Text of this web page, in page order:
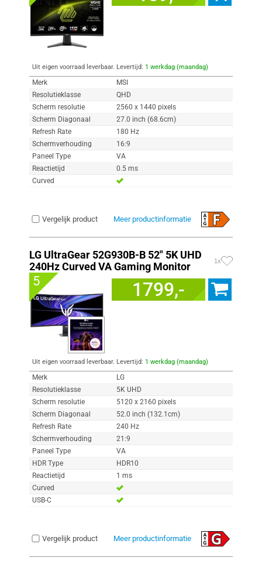
Uit eigen voorraad leverbaar. Levertijd: 1 werkdag (maandag)
Merk
MSI
Resolutieklasse
QHD
Scherm resolutie
2560 x 1440 pixels
Scherm Diagonaal
27.0 inch (68.6cm)
Refresh Rate
180 Hz
Schermverhouding
16:9
Paneel Type
VA
Reactietijd
0.5 ms
Curved
Vergelijk product Meer productinformatie
LG UltraGear 52G930B-B 52" 5K UHD
240Hz Curved VA Gaming Monitor
1x
5 1799,-
Uit eigen voorraad leverbaar. Levertijd: 1 werkdag (maandag)
Merk
LG
Resolutieklasse
5K UHD
Scherm resolutie
5120 x 2160 pixels
Scherm Diagonaal
52.0 inch (132.1cm)
Refresh Rate
240 Hz
Schermverhouding
21:9
Paneel Type
VA
HDR Type
HDR10
Reactietijd
1 ms
Curved
USB-C
Vergelijk product Meer productinformatie